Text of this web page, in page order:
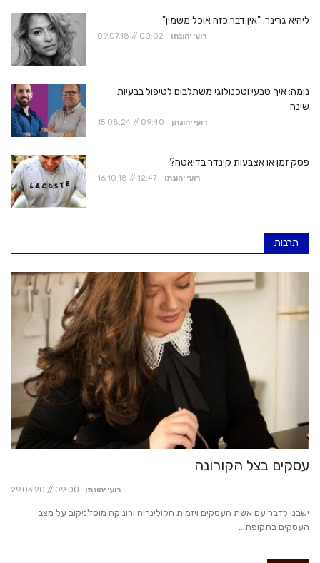
ליהיא גרינר: "אין דבר כזה אוכל משמין"
09.07.18 // 00:02 רועי יהונתן
נומה: איך טבעי וטכנולוגי משתלבים לטיפול בבעיות
שינה
15.08.24 // 09:40 רועי יהונתן
פסק זמן או אצבעות קינדר בדיאטה?
16.10.18 // 12:47 רועי יהונתן
תרבות
עסקים בצל הקורונה
29.03.20 // 09:00 רועי יהונתן
ישבנו לדבר עם אשת העסקים ויזמית הקולינריה ורוניקה מוסז'ניקוב על מצב
העסקים בתקופת...